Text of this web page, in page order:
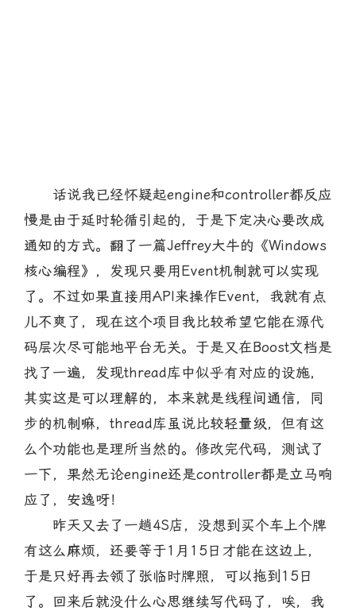
话说我已经怀疑起engine和controller都反应
慢是由于延时轮循引起的，于是下定决心要改成
通知的方式。翻了一篇Jeffrey大牛的《Windows
核心编程》，发现只要用Event机制就可以实现
了。不过如果直接用API来操作Event，我就有点
儿不爽了，现在这个项目我比较希望它能在源代
码层次尽可能地平台无关。于是又在Boost文档是
找了一遍，发现thread库中似乎有对应的设施，
其实这是可以理解的，本来就是线程间通信，同
步的机制嘛，thread库虽说比较轻量级，但有这
么个功能也是理所当然的。修改完代码，测试了
一下，果然无论engine还是controller都是立马响
应了，安逸呀！
昨天又去了一趟4S店，没想到买个车上个牌
有这么麻烦，还要等于1月15日才能在这边上，
于是只好再去领了张临时牌照，可以拖到15日
了。回来后就没什么心思继续写代码了，唉，我